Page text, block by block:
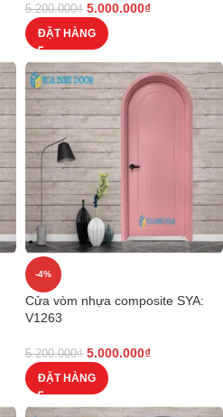
5.200.000₫ 5.000.000₫
ĐẶT HÀNG
-4%
Cửa vòm nhựa composite SYA:
V1263
5.200.000₫ 5.000.000₫
ĐẶT HÀNG